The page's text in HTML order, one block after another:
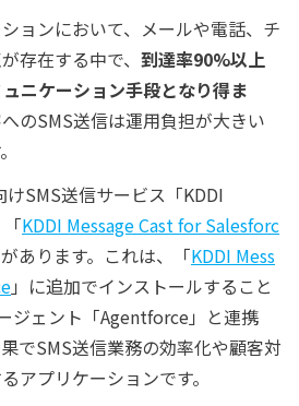
ョンにおいて、メールや電話、チ
存在する中で、 到達率90%以上
ニケーション手段となり得ま
のSMS送信は運用負担が大きい
SMS送信サービス「KDDI
KDDI Message Cast for Salesforc
があります。これは、「KDDI Mess
」に追加でインストールすること
ジェント「Agentforce」と連携
でSMS送信業務の効率化や顧客対
アプリケーションです。